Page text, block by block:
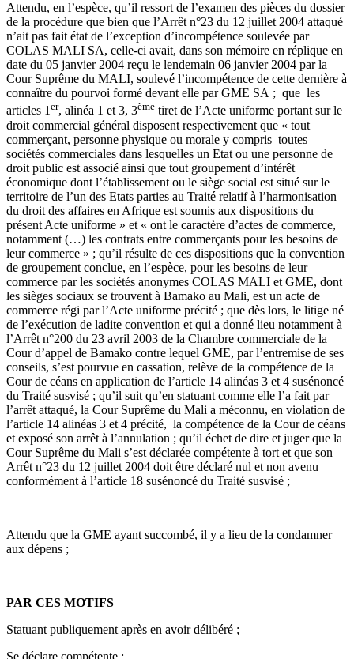
Attendu, en l’espèce, qu’il ressort de l’examen des pièces du dossier
de la procédure que bien que l’Arrêt n°23 du 12 juillet 2004 attaqué
n’ait pas fait état de l’exception d’incompétence soulevée par
COLAS MALI SA, celle-ci avait, dans son mémoire en réplique en
date du 05 janvier 2004 reçu le lendemain 06 janvier 2004 par la
Cour Suprême du MALI, soulevé l’incompétence de cette dernière à
connaître du pourvoi formé devant elle par GME SA ; que les
articles 1er, alinéa 1 et 3, 3ème tiret de l’Acte uniforme portant sur le
droit commercial général disposent respectivement que « tout
commerçant, personne physique ou morale y compris toutes
sociétés commerciales dans lesquelles un Etat ou une personne de
droit public est associé ainsi que tout groupement d’intérêt
économique dont l’établissement ou le siège social est situé sur le
territoire de l’un des Etats parties au Traité relatif à l’harmonisation
du droit des affaires en Afrique est soumis aux dispositions du
présent Acte uniforme » et « ont le caractère d’actes de commerce,
notamment (…) les contrats entre commerçants pour les besoins de
leur commerce » ; qu’il résulte de ces dispositions que la convention
de groupement conclue, en l’espèce, pour les besoins de leur
commerce par les sociétés anonymes COLAS MALI et GME, dont
les sièges sociaux se trouvent à Bamako au Mali, est un acte de
commerce régi par l’Acte uniforme précité ; que dès lors, le litige né
de l’exécution de ladite convention et qui a donné lieu notamment à
l’Arrêt n°200 du 23 avril 2003 de la Chambre commerciale de la
Cour d’appel de Bamako contre lequel GME, par l’entremise de ses
conseils, s’est pourvue en cassation, relève de la compétence de la
Cour de céans en application de l’article 14 alinéas 3 et 4 susénoncé
du Traité susvisé ; qu’il suit qu’en statuant comme elle l’a fait par
l’arrêt attaqué, la Cour Suprême du Mali a méconnu, en violation de
l’article 14 alinéas 3 et 4 précité, la compétence de la Cour de céans
et exposé son arrêt à l’annulation ; qu’il échet de dire et juger que la
Cour Suprême du Mali s’est déclarée compétente à tort et que son
Arrêt n°23 du 12 juillet 2004 doit être déclaré nul et non avenu
conformément à l’article 18 susénoncé du Traité susvisé ;
Attendu que la GME ayant succombé, il y a lieu de la condamner
aux dépens ;
PAR CES MOTIFS
Statuant publiquement après en avoir délibéré ;
Se déclare compétente ;